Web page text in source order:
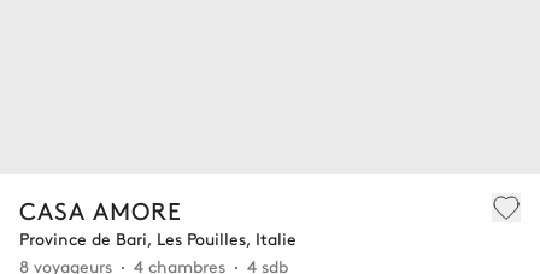
CASA AMORE
Province de Bari, Les Pouilles, Italie
8 voyageurs
4 chambres 4 sdb